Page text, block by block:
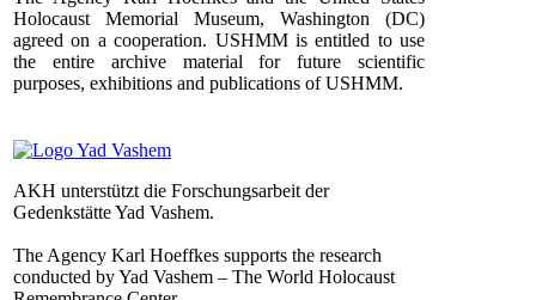
Holocaust Memorial Museum, Washington (DC)
agreed on a cooperation. USHMM is entitled to use
the entire archive material for future scientific
purposes, exhibitions and publications of USHMM.
AKH unterstützt die Forschungsarbeit der
Gedenkstätte Yad Vashem.
The Agency Karl Hoeffkes supports the research
conducted by Yad Vashem – The World Holocaust